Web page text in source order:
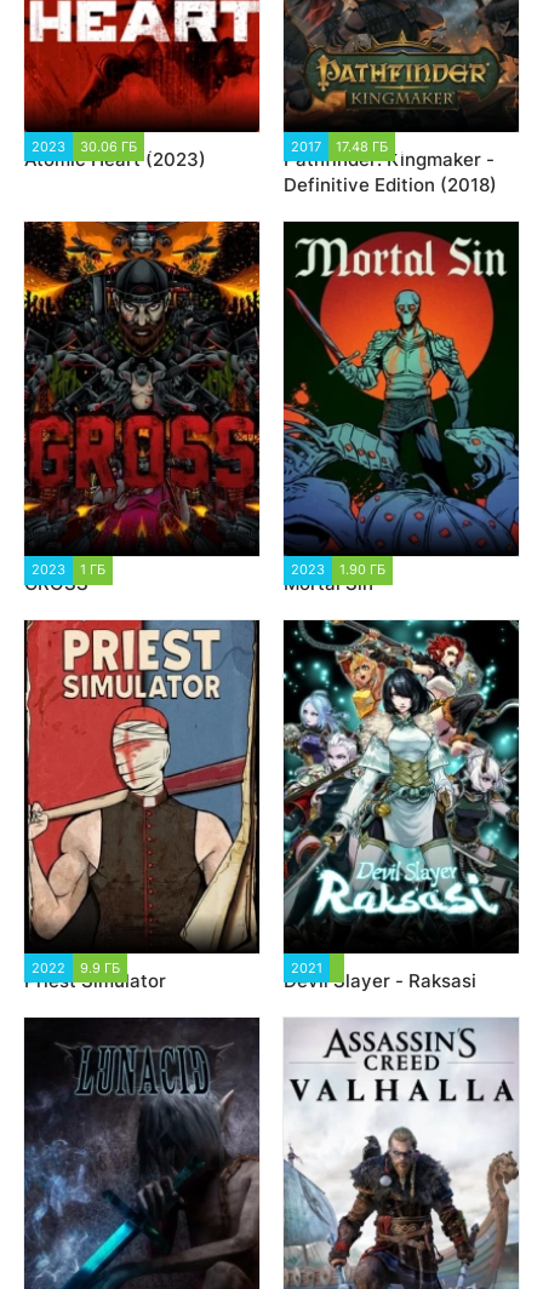
2023 30.06 ГБ
Atomic Heart (2023)
2017 17.48 ГБ
Pathfinder: Kingmaker -
Definitive Edition (2018)
2023 1 ГБ
GROSS
2023 1.90 ГБ
Mortal Sin
2022 9.9 ГБ
Priest Simulator
2021
Devil Slayer - Raksasi